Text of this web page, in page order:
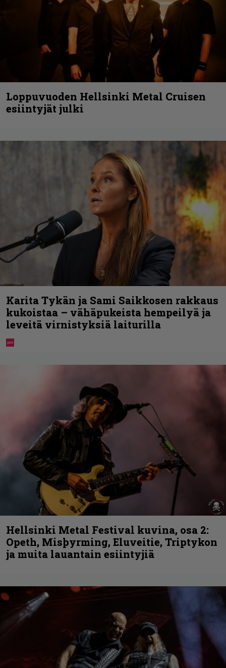
Loppuvuoden Hellsinki Metal Cruisen
esiintyjät julki
Karita Tykän ja Sami Saikkosen rakkaus
kukoistaa – vähäpukeista hempeilyä ja
leveitä virnistyksiä laiturilla
Hellsinki Metal Festival kuvina, osa 2:
Opeth, Misþyrming, Eluveitie, Triptykon
ja muita lauantain esiintyjiä